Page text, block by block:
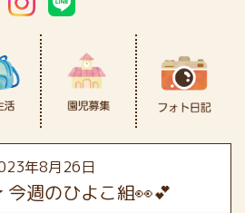
年8月26日
今週のひよこ組👀💕